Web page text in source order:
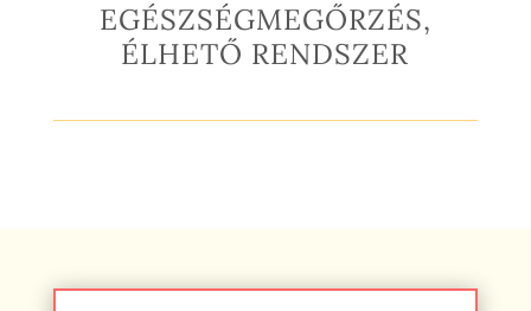
EGÉSZSÉGMEGŐRZÉS,
ÉLHETŐ RENDSZER